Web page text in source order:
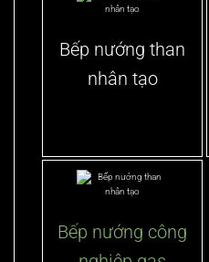
Bếp nướng than
nhân tạo
Bếp nướng công